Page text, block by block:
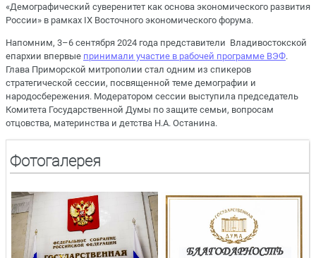
«Демографический суверенитет как основа экономического развития
России» в рамках IX Восточного экономического форума.
Напомним, 3–6 сентября 2024 года представители Владивостокской
епархии впервые принимали участие в рабочей программе ВЭФ.
Глава Приморской митрополии стал одним из спикеров
стратегической сессии, посвященной теме демографии и
народосбережения. Модератором сессии выступила председатель
Комитета Государственной Думы по защите семьи, вопросам
отцовства, материнства и детства Н.А. Останина.
Фотогалерея